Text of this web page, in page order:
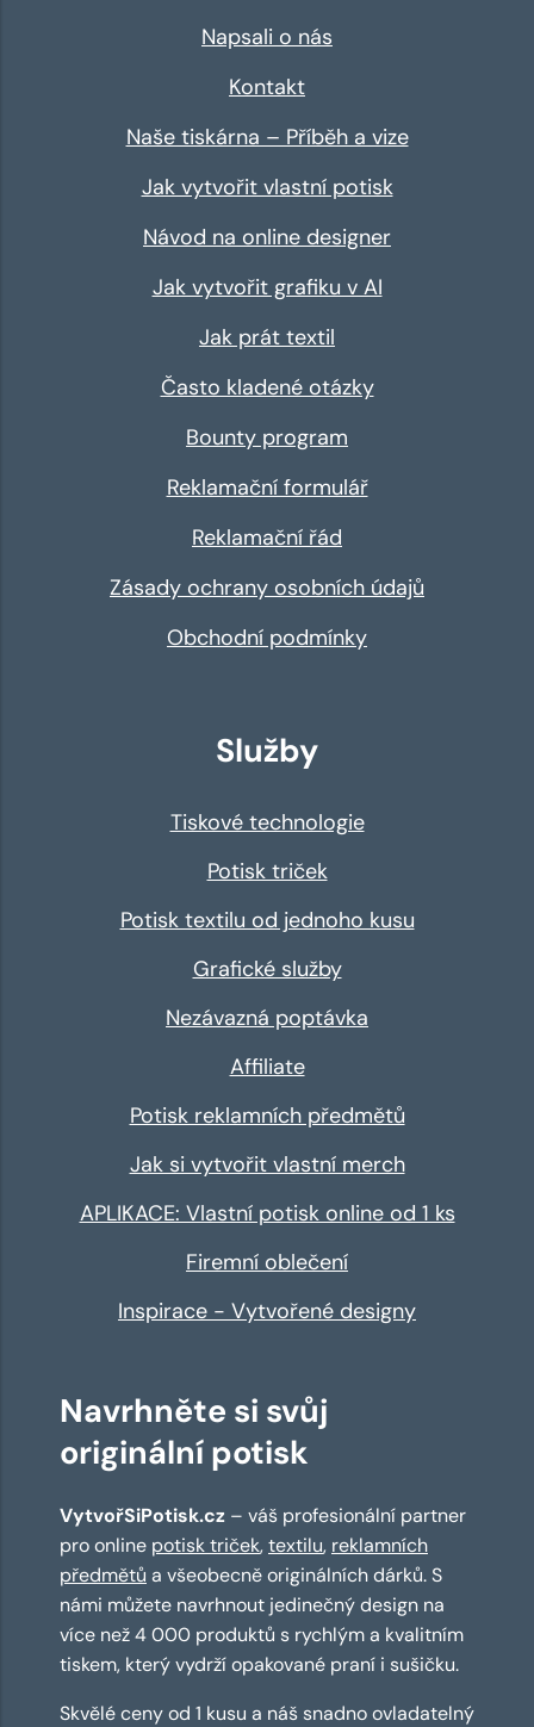
Napsali o nás
Kontakt
Naše tiskárna – Příběh a vize
Jak vytvořit vlastní potisk
Návod na online designer
Jak vytvořit grafiku v AI
Jak prát textil
Často kladené otázky
Bounty program
Reklamační formulář
Reklamační řád
Zásady ochrany osobních údajů
Obchodní podmínky
Služby
Tiskové technologie
Potisk triček
Potisk textilu od jednoho kusu
Grafické služby
Nezávazná poptávka
Affiliate
Potisk reklamních předmětů
Jak si vytvořit vlastní merch
APLIKACE: Vlastní potisk online od 1 ks
Firemní oblečení
Inspirace - Vytvořené designy
Navrhněte si svůj
originální potisk
VytvořSiPotisk.cz – váš profesionální partner
pro online potisk triček,textilu, reklamních
předmětů a všeobecně originálních dárků. S
námi můžete navrhnout jedinečný design na
více než 4 000 produktů s rychlým a kvalitním
tiskem, který vydrží opakované praní i sušičku.
Skvělé ceny od 1 kusu a náš snadno ovladatelný